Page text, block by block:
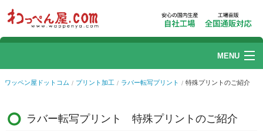
MENU
ワッペン
ワッペン屋ドットコム プリント加工 ラバー転写プリント 特殊プリントのご紹介
ラバー転写プリント 特殊プリントのご紹介